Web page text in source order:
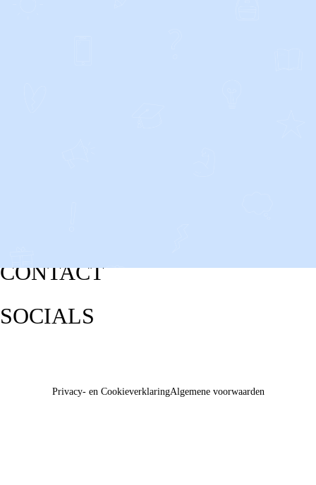
CONTACT
SOCIALS
Privacy- en CookieverklaringAlgemene voorwaarden